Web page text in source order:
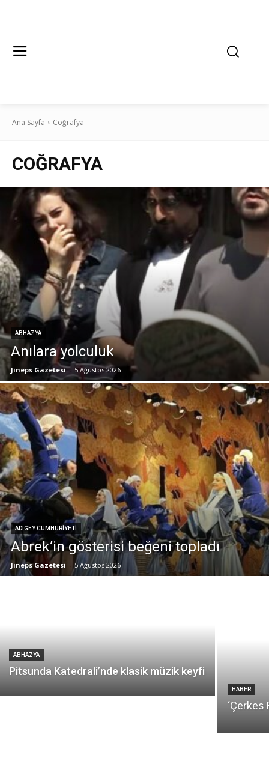
Ana Sayfa Coğrafya
COĞRAFYA
ABHAZYA
Anılara yolculuk
Jineps Gazetesi - 5 Ağustos 2026
ADIGEY CUMHURIYETI
Abrek’in gösterisi beğeni topladı
Jineps Gazetesi - 5 Ağustos 2026
ABHAZYA
Pitsunda Katedrali’nde klasik müzik keyfi
HABER
‘Çerkes